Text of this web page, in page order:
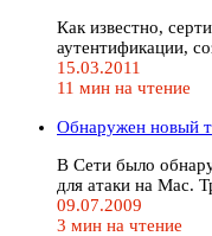
Как известно,
аутентификации,
15.03.2011
11 мин на чтение
Обнаружен новый
В Сети было
для атаки на Mac.
09.07.2009
3 мин на чтение